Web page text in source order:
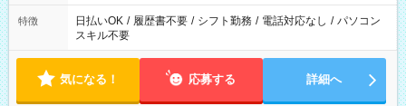
特徴 日払いOK / 履歴書不要 / シフト勤務 / 電話対応なし / パソコン
スキル不要
気になる！ 応募する 詳細へ